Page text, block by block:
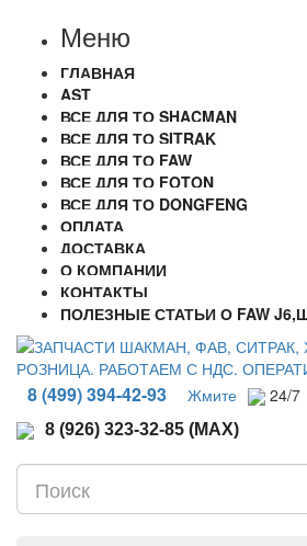
Меню
ГЛАВНАЯ
AST
ВСЕ ДЛЯ ТО SHACMAN
ВСЕ ДЛЯ ТО SITRAK
ВСЕ ДЛЯ ТО FAW
ВСЕ ДЛЯ ТО FOTON
ВСЕ ДЛЯ ТО DONGFENG
ОПЛАТА
ДОСТАВКА
О КОМПАНИИ
КОНТАКТЫ
ПОЛЕЗНЫЕ СТАТЬИ О FAW
8 (499) 394-42-93 Жмите 24/7
8 (926) 323-32-85 (MAX)